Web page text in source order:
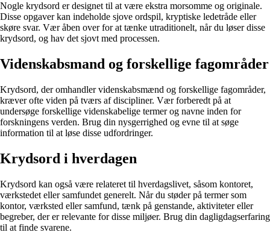
Nogle krydsord er designet til at være ekstra morsomme og originale.
Disse opgaver kan indeholde sjove ordspil, kryptiske ledetråde eller
skøre svar. Vær åben over for at tænke utraditionelt, når du løser disse
krydsord, og hav det sjovt med processen.
Videnskabsmand og forskellige fagområder
Krydsord, der omhandler videnskabsmænd og forskellige fagområder,
kræver ofte viden på tværs af discipliner. Vær forberedt på at
undersøge forskellige videnskabelige termer og navne inden for
forskningens verden. Brug din nysgerrighed og evne til at søge
information til at løse disse udfordringer.
Krydsord i hverdagen
Krydsord kan også være relateret til hverdagslivet, såsom kontoret,
værkstedet eller samfundet generelt. Når du støder på termer som
kontor, værksted eller samfund, tænk på genstande, aktiviteter eller
begreber, der er relevante for disse miljøer. Brug din dagligdagserfaring
til at finde svarene.